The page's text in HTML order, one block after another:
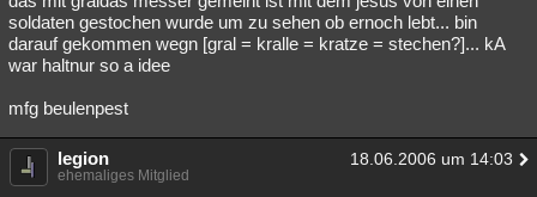
soldaten gestochen wurde um zu sehen ob ernoch lebt... bin
darauf gekommen wegn [gral = kralle = kratze = stechen?]... kA
war haltnur so a idee
mfg beulenpest
legion 18.06.2006 um 14:03
ehemaliges Mitglied